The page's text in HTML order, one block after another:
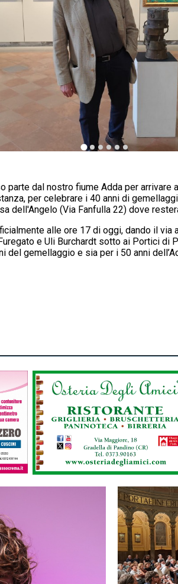
parte dal nostro fiume Adda per
per celebrare i 40 anni di
dell'Angelo (Via Fanfulla 22) dove
alle ore 17 di oggi, dando il
e Uli Burchardt sotto ai Portici
del gemellaggio e sia per i 50 anni